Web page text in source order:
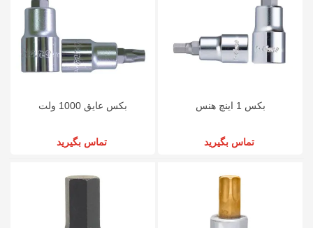
بکس عایق 1000 ولت
تماس بگیرید
بکس 1 اینچ هنس
تماس بگیرید